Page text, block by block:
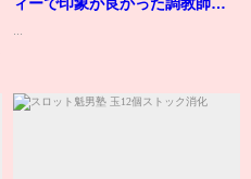
ィーで印象が良かった調教師